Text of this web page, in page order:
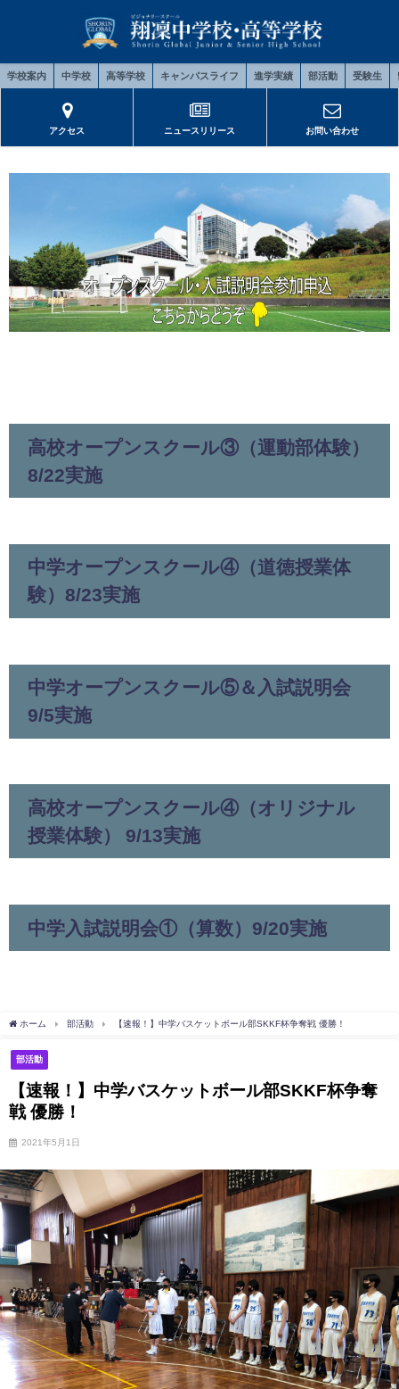
学校案内 中学校 高等学校 キャンパスライフ 進学実績 部活動 受験生
アクセス ニュースリリース お問い合わせ
高校オープンスクール③（運動部体験）
8/22実施
中学オープンスクール④（道徳授業体
験）8/23実施
中学オープンスクール⑤＆入試説明会
9/5実施
高校オープンスクール④（オリジナル
授業体験） 9/13実施
中学入試説明会①（算数）9/20実施
ホーム 部活動 【速報！】中学バスケットボール部SKKF杯争奪戦 優勝！
部活動
【速報！】中学バスケットボール部SKKF杯争奪
戦 優勝！
2021年5月1日